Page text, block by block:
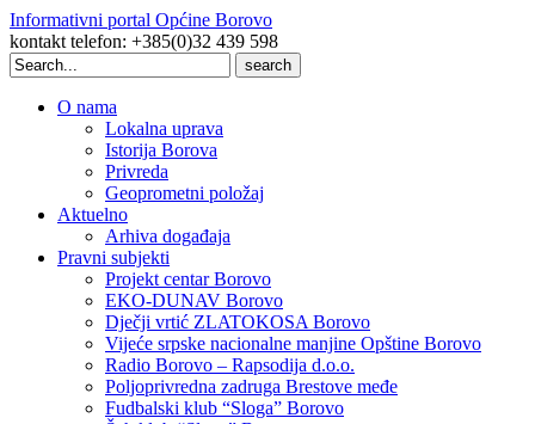
Informativni portal Općine Borovo
kontakt telefon: +385(0)32 439 598
Search
for:
O nama
Lokalna uprava
Istorija Borova
Privreda
Geoprometni položaj
Aktuelno
Arhiva događaja
Pravni subjekti
Projekt centar Borovo
EKO-DUNAV Borovo
Dječji vrtić ZLATOKOSA Borovo
Vijeće srpske nacionalne manjine Opštine Borovo
Radio Borovo – Rapsodija d.o.o.
Poljoprivredna zadruga Brestove međe
Fudbalski klub “Sloga” Borovo